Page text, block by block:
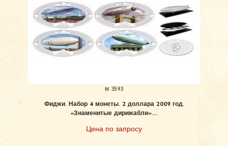
м 3593
Фиджи. Набор 4 монеты. 2 доллара 2009 год.
«Знаменитые дирижабли»....
Цена по запросу